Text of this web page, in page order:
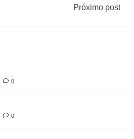
Próximo post
0
0